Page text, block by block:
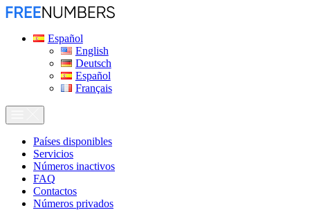
Español
English
Deutsch
Español
Français
Países disponibles
Servicios
Números inactivos
FAQ
Contactos
Números privados